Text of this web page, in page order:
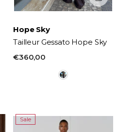
Vendor:
Hope Sky
Tailleur Gessato Hope Sky
€360,00
Sale